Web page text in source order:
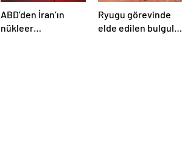
ABD’den İran’ın
nükleer
Ryugu görevinde
elde edilen bulgular